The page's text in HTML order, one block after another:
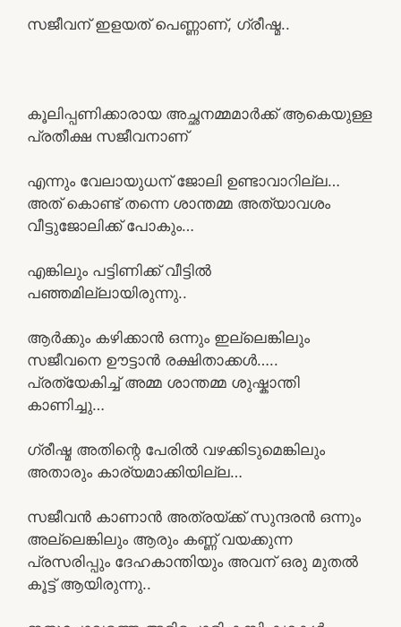
സജീവന് ഇളയത് പെണ്ണാണ്, ഗ്രീഷ്മ..
കൂലിപ്പണിക്കാരായ അച്ഛനമ്മമാർക്ക് ആകെയുള്ള
പ്രതീക്ഷ സജീവനാണ്
എന്നും വേലായുധന് ജോലി ഉണ്ടാവാറില്ല…
അത് കൊണ്ട് തന്നെ ശാന്തമ്മ അത്യാവശം
വീട്ടുജോലിക്ക് പോകും…
എങ്കിലും പട്ടിണിക്ക് വീട്ടിൽ
പഞ്ഞമില്ലായിരുന്നു..
ആർക്കും കഴിക്കാൻ ഒന്നും ഇല്ലെങ്കിലും
സജീവനെ ഊട്ടാൻ രക്ഷിതാക്കൾ…..
പ്രത്യേകിച്ച് അമ്മ ശാന്തമ്മ ശുഷ്കാന്തി
കാണിച്ചു…
ഗ്രീഷ്മ അതിന്റെ പേരിൽ വഴക്കിടുമെങ്കിലും
അതാരും കാര്യമാക്കിയില്ല…
സജീവൻ കാണാൻ അത്രയ്ക്ക് സുന്ദരൻ ഒന്നും
അല്ലെങ്കിലും ആരും കണ്ണ് വയക്കുന്ന
പ്രസരിപ്പും ദേഹകാന്തിയും അവന് ഒരു മുതൽ
കൂട്ട് ആയിരുന്നു..